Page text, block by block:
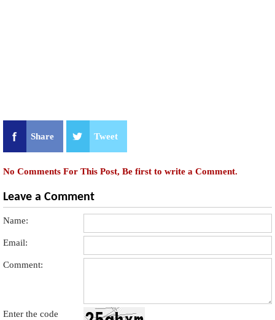
Share Tweet
No Comments For This Post, Be first to write a Comment.
Leave a Comment
Name:
Email:
Comment:
Enter the code